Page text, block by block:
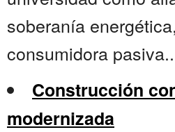
soberanía
consumidora
Construcción
modernizada